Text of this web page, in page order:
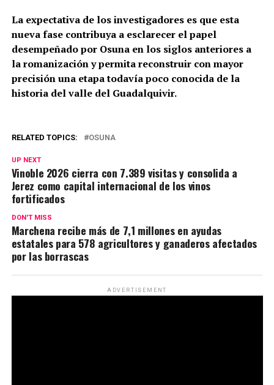
La expectativa de los investigadores es que esta
nueva fase contribuya a esclarecer el papel
desempeñado por Osuna en los siglos anteriores a
la romanización y permita reconstruir con mayor
precisión una etapa todavía poco conocida de la
historia del valle del Guadalquivir.
RELATED TOPICS: OSUNA
UP NEXT
Vinoble 2026 cierra con 7.389 visitas y consolida a
Jerez como capital internacional de los vinos
fortificados
DON'T MISS
Marchena recibe más de 7,1 millones en ayudas
estatales para 578 agricultores y ganaderos afectados
por las borrascas
ADVERTISEMENT